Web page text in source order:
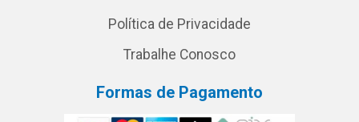
Política de Privacidade
Trabalhe Conosco
Formas de Pagamento